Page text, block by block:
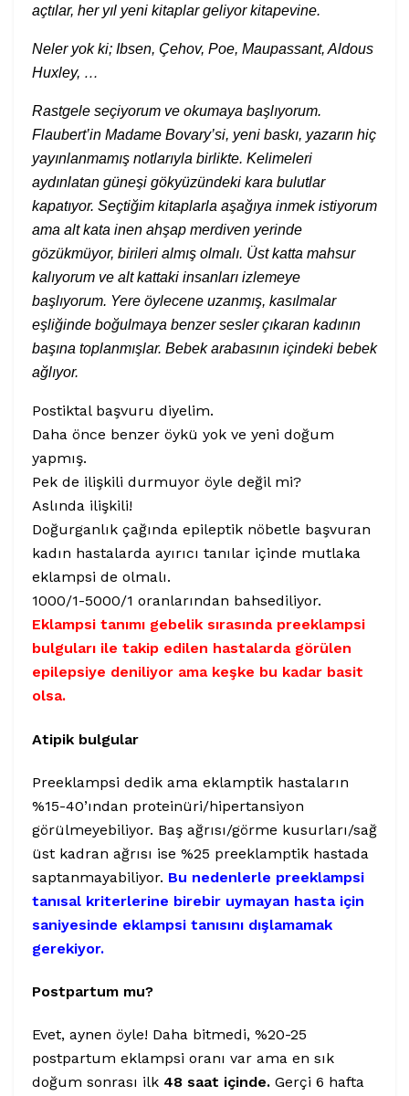
açtılar, her yıl yeni kitaplar geliyor kitapevine.
Neler yok ki; Ibsen, Çehov, Poe, Maupassant, Aldous
Huxley, …
Rastgele seçiyorum ve okumaya başlıyorum.
Flaubert’in Madame Bovary’si, yeni baskı, yazarın hiç
yayınlanmamış notlarıyla birlikte. Kelimeleri
aydınlatan güneşi gökyüzündeki kara bulutlar
kapatıyor. Seçtiğim kitaplarla aşağıya inmek istiyorum
ama alt kata inen ahşap merdiven yerinde
gözükmüyor, birileri almış olmalı. Üst katta mahsur
kalıyorum ve alt kattaki insanları izlemeye
başlıyorum. Yere öylecene uzanmış, kasılmalar
eşliğinde boğulmaya benzer sesler çıkaran kadının
başına toplanmışlar. Bebek arabasının içindeki bebek
ağlıyor.
Postiktal başvuru diyelim.
Daha önce benzer öykü yok ve yeni doğum
yapmış.
Pek de ilişkili durmuyor öyle değil mi?
Aslında ilişkili!
Doğurganlık çağında epileptik nöbetle başvuran
kadın hastalarda ayırıcı tanılar içinde mutlaka
eklampsi de olmalı.
1000/1-5000/1 oranlarından bahsediliyor.
Eklampsi tanımı gebelik sırasında preeklampsi
bulguları ile takip edilen hastalarda görülen
epilepsiye deniliyor ama keşke bu kadar basit
olsa.
Atipik bulgular
Preeklampsi dedik ama eklamptik hastaların
%15-40’ından proteinüri/hipertansiyon
görülmeyebiliyor. Baş ağrısı/görme kusurları/sağ
üst kadran ağrısı ise %25 preeklamptik hastada
saptanmayabiliyor. Bu nedenlerle preeklampsi
tanısal kriterlerine birebir uymayan hasta için
saniyesinde eklampsi tanısını dışlamamak
gerekiyor.
Postpartum mu?
Evet, aynen öyle! Daha bitmedi, %20-25
postpartum eklampsi oranı var ama en sık
doğum sonrası ilk 48 saat içinde. Gerçi 6 hafta